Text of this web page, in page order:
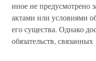
иное не
актами или условиями
его существа. Однако
обязательств, связанных